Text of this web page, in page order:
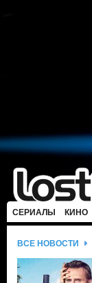
СЕРИАЛЫ КИНО
ВСЕ НОВОСТИ